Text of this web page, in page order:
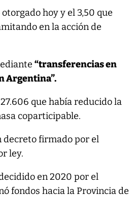
hoy y el 3,50 que
en la acción de
“transferencias en
Argentina”.
que había reducido la
coparticipable.
decreto firmado por el
ley.
en 2020 por el
fondos hacia la Provincia de